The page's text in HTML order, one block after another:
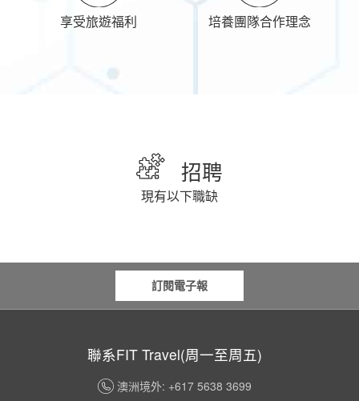
享受旅遊福利 培養團隊合作理念
招聘
現有以下職缺
訂閱電子報
聯系FIT Travel(周一至周五)
澳洲境外: +617 5638 3699